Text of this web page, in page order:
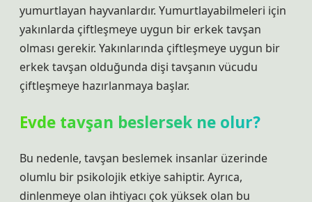
yumurtlayan hayvanlardır. Yumurtlayabilmeleri için
yakınlarda çiftleşmeye uygun bir erkek tavşan
olması gerekir. Yakınlarında çiftleşmeye uygun bir
erkek tavşan olduğunda dişi tavşanın vücudu
çiftleşmeye hazırlanmaya başlar.
Evde tavşan beslersek ne olur?
Bu nedenle, tavşan beslemek insanlar üzerinde
olumlu bir psikolojik etkiye sahiptir. Ayrıca,
dinlenmeye olan ihtiyacı çok yüksek olan bu